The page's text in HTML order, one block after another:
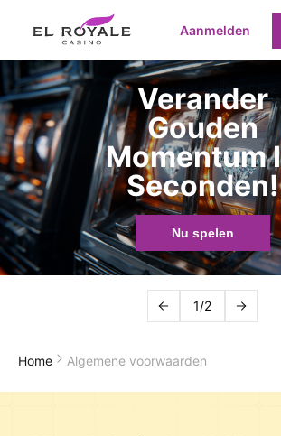
Aanmelden
Verander
Gouden
Momentum
Seconden!
Nu spelen
1/2
Home Algemene voorwaarden